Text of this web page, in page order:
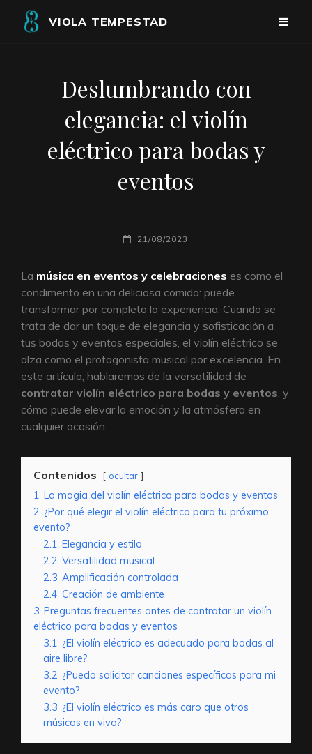
VIOLA TEMPESTAD
Deslumbrando con
elegancia: el violín
eléctrico para bodas y
eventos
PUBLICADO
21/08/2023
La música en eventos y celebraciones es como el
condimento en una deliciosa comida: puede
transformar por completo la experiencia. Cuando se
trata de dar un toque de elegancia y sofisticación a
tus bodas y eventos especiales, el violín eléctrico se
alza como el protagonista musical por excelencia. En
este artículo, hablaremos de la versatilidad de
contratar violín eléctrico para bodas y eventos, y
cómo puede elevar la emoción y la atmósfera en
cualquier ocasión.
Contenidos ocultar
1 La magia del violín eléctrico para bodas y eventos
2 ¿Por qué elegir el violín eléctrico para tu próximo
evento?
2.1 Elegancia y estilo
2.2 Versatilidad musical
2.3 Amplificación controlada
2.4 Creación de ambiente
3 Preguntas frecuentes antes de contratar un violín
eléctrico para bodas y eventos
3.1 ¿El violín eléctrico es adecuado para bodas al
aire libre?
3.2 ¿Puedo solicitar canciones específicas para mi
evento?
3.3 ¿El violín eléctrico es más caro que otros
músicos en vivo?